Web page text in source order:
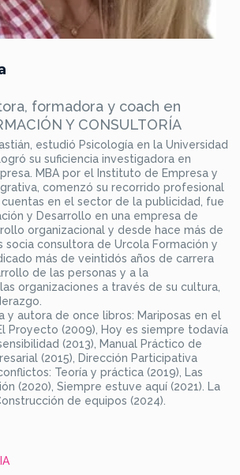
formadora y coach en
Y CONSULTORÍA
estudió Psicología en la Universidad
su suficiencia investigadora en
MBA por el Instituto de Empresa y
comenzó su recorrido profesional
en el sector de la publicidad, fue
y Desarrollo en una empresa de
organizacional y desde hace más de
socia consultora de Urcola Formación y
más de veintidós años de carrera
de las personas y a la
organizaciones a través de su cultura,
y autora de once libros: Mariposas en el
Proyecto (2009), Hoy es siempre todavía
(2013), Manual Práctico de
(2015), Dirección Participativa
Teoría y práctica (2019), Las
(2020), Siempre estuve aquí (2021). La
de equipos (2024).